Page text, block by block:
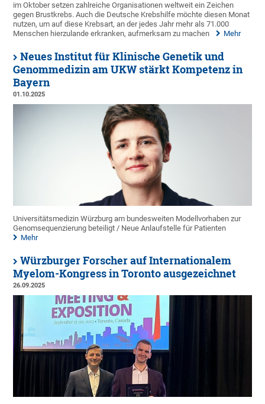
im Oktober setzen zahlreiche Organisationen weltweit ein Zeichen
gegen Brustkrebs. Auch die Deutsche Krebshilfe möchte diesen Monat
nutzen, um auf diese Krebsart, an der jedes Jahr mehr als 71.000
Menschen hierzulande erkranken, aufmerksam zu machen
Mehr
Neues Institut für Klinische Genetik und
Genommedizin am UKW stärkt Kompetenz in
Bayern
01.10.2025
Universitätsmedizin Würzburg am bundesweiten Modellvorhaben zur
Genomsequenzierung beteiligt / Neue Anlaufstelle für Patienten
Mehr
Würzburger Forscher auf Internationalem
Myelom-Kongress in Toronto ausgezeichnet
26.09.2025